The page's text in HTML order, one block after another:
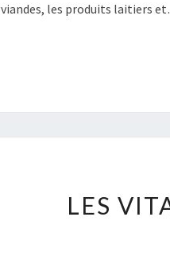
viandes, les produits laitiers
LES